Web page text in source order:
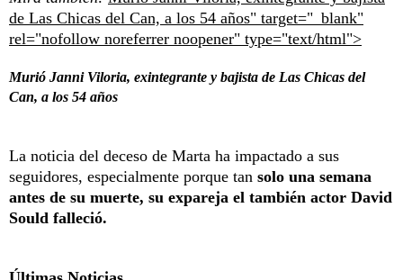
de Las Chicas del Can, a los 54 años" target="_blank"
rel="nofollow noreferrer noopener" type="text/html">
Murió Janni Viloria, exintegrante y bajista de Las Chicas del
Can, a los 54 años
La noticia del deceso de Marta ha impactado a sus
seguidores, especialmente porque tan solo una semana
antes de su muerte, su expareja el también actor David
Sould falleció.